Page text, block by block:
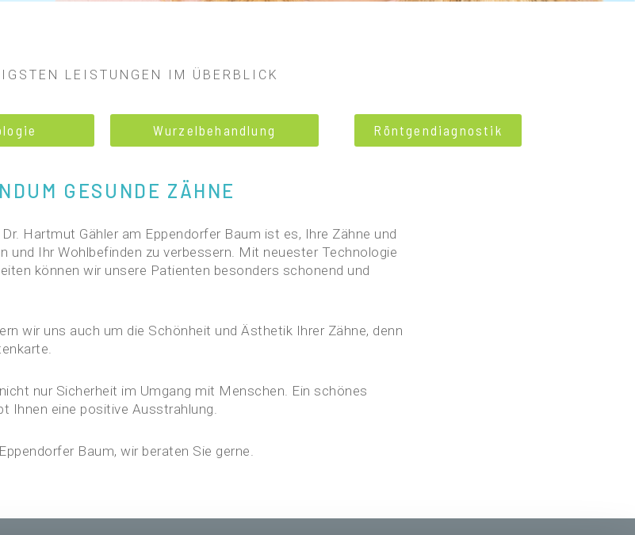
LEISTUNGEN IM ÜBERBLICK
Wurzelbehandlung Röntgendiagnostik
GESUNDE ZÄHNE
Hartmut Gähler am Eppendorfer Baum ist es, Ihre Zähne und
und Ihr Wohlbefinden zu verbessern. Mit neuester Technologie
können wir unsere Patienten besonders schonend und
wir uns auch um die Schönheit und Ästhetik Ihrer Zähne, denn
nur Sicherheit im Umgang mit Menschen. Ein schönes
Ihnen eine positive Ausstrahlung.
Baum, wir beraten Sie gerne.